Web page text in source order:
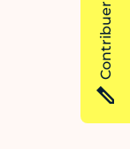
Contribuer